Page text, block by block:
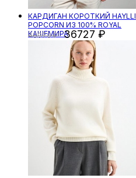
КАРДИГАН КОРОТКИЙ HAYLLI
POPCORN ИЗ 100% ROYAL
КАШЕМИРА
48970 36727